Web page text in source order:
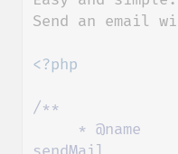
Send an email
<?php
/**